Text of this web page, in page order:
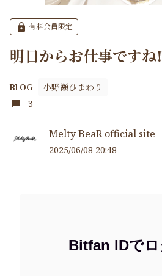
有料会員限定
明日からお仕事です
BLOG
小野瀬ひまわり
3
Melty BeaR official site
2025/06/08 20:48
Bitfan IDで